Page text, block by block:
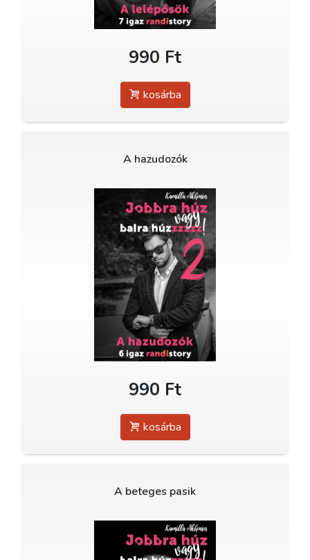
990 Ft
kosárba
A hazudozók
990 Ft
kosárba
A beteges pasik